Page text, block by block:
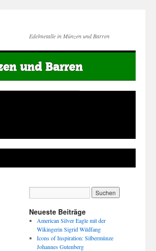
Edelmetalle in Münzen und Barren
Neueste Beiträge
American Silver Eagle mit der
Wikingerin Sigrid Wildfang
Icons of Inspiration: Silbermünze
Johannes Gutenberg